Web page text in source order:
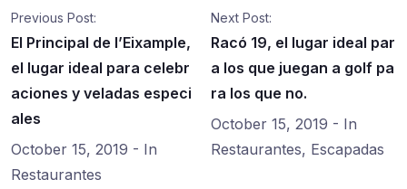
Previous Post:
El Principal de l’Eixample,
el lugar ideal para celebr
aciones y veladas especi
ales
October 15, 2019 - In
Restaurantes
Next Post:
Racó 19, el lugar ideal par
a los que juegan a golf pa
ra los que no.
October 15, 2019 - In
Restaurantes, Escapadas